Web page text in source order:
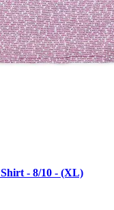
- 8/10 - (XL)